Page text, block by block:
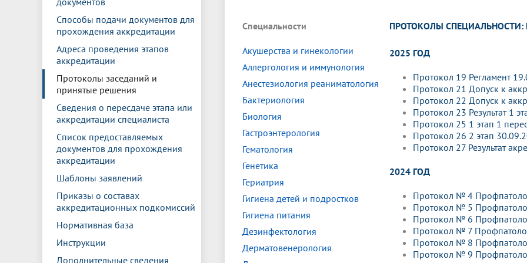
Электронный ящик доверия
БГМУ
Абитуриенту
Обращение граждан Фотогалерея
Оплата банковской картой Реорганизация вуза
Эндаумент
Вопрос-ответ
Управление международной
деятельности
Федеральный аккредитационный
Научно-образовательный
«Нижневолжский»
Информация для инвалидов и лиц с
ограниченными возможностями
здоровья
Информация для студентов Я-профессионал
Онлайн обучение
Социальная работа в системе
здравоохранения
Независимая оценка качества
Инновационные
Итоги научно-исследовательской
работы
испытания, ЛЭК
Конференции и форумы
Лаборатории мегагранта Полезные интернет-ссылки
Проблемные научные комиссии
БГМУ в рейтингах университетов
Управление инновационной
деятельности
Институт урологии и клинической
онкологии
Репозиторий БГМУ Евразийский НОЦ
Санаторий-профилакторий БГМУ
Совет обучающихся
Ассоциация выпускников Работа музеев на кафедрах
Золотой фонд БГМУ
Медиа центр БГМУ - ВУЗ здорового образа
Университету 90 лет Университету 85 лет
Штаб студенческих отрядов БГМУ
Первичное отделение «Движение
Первых» БГМУ
Альманах "Исторический
Способы подачи документов для
прохождения аккредитации
Адреса проведения этапов
аккредитации
Протоколы заседаний и
принятые решения
Сведения о пересдаче этапа или
аккредитации специалиста
Список предоставляемых
документов для прохождения
аккредитации
Шаблоны заявлений
Приказы о составах
аккредитационных подкомиссий
Нормативная база
Инструкции
Дополнительные сведения
Специальности
Акушерства и гинекологии
Аллергология и иммунология
Анестезиология реаниматология
Бактериология
Биология
Гастроэнтерология
Гематология
Генетика
Гериатрия
Гигиена детей и подростков
Гигиена питания
Дезинфектология
Дерматовенерология
ПРОТОКОЛЫ
2025 ГОД
Протокол 19 Регламент
Протокол 21 Допуск к
Протокол 22 Допуск к
Протокол 23 Результат 1
Протокол 25 1 этап 1
Протокол 26 2 этап
Протокол 27 Результат
2024 ГОД
Протокол № 4
Протокол № 5
Протокол № 6
Протокол № 7
Протокол № 8
Протокол № 9